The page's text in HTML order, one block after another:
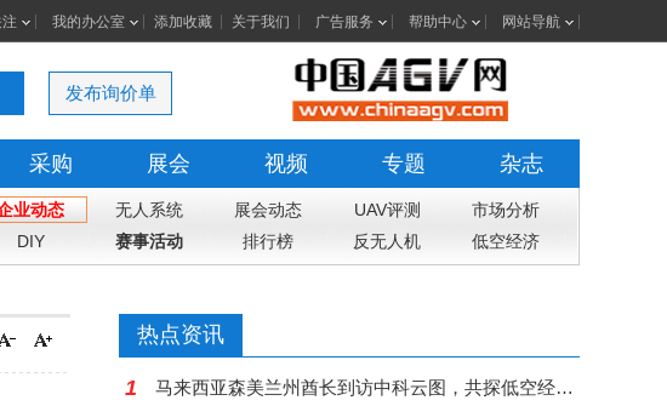
我的办公室 添加收藏 关于我们 广告服务 帮助中心 网站导航
发布询价单
采购 展会 视频 专题 杂志
业动态 无人系统 展会动态 UAV评测
市场分析
DIY 赛事活动 排行榜 反无人机 低空经济
热点资讯
1 马来西亚森美兰州酋长到访中科云图，共探低空经济合作新机遇